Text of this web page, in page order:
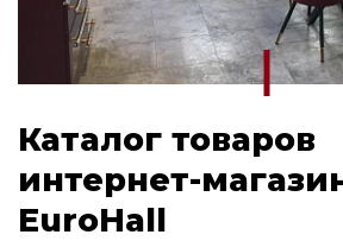
Каталог товаров
интернет-
EuroHall